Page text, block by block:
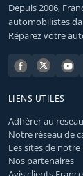
Depuis 2006,
automobilistes
Réparez votre
LIENS UTILES
Adhérer au réseau
Notre réseau de
Les sites de notre
Nos partenaires